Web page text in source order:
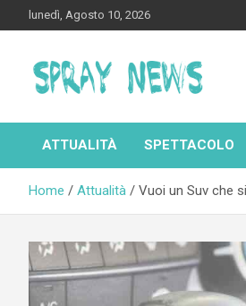
to
lunedì, Agosto 10, 2026
Spraynews.it
ATTUALITÀ SPETTACOLO
Home Attualità Vuoi un Suv che